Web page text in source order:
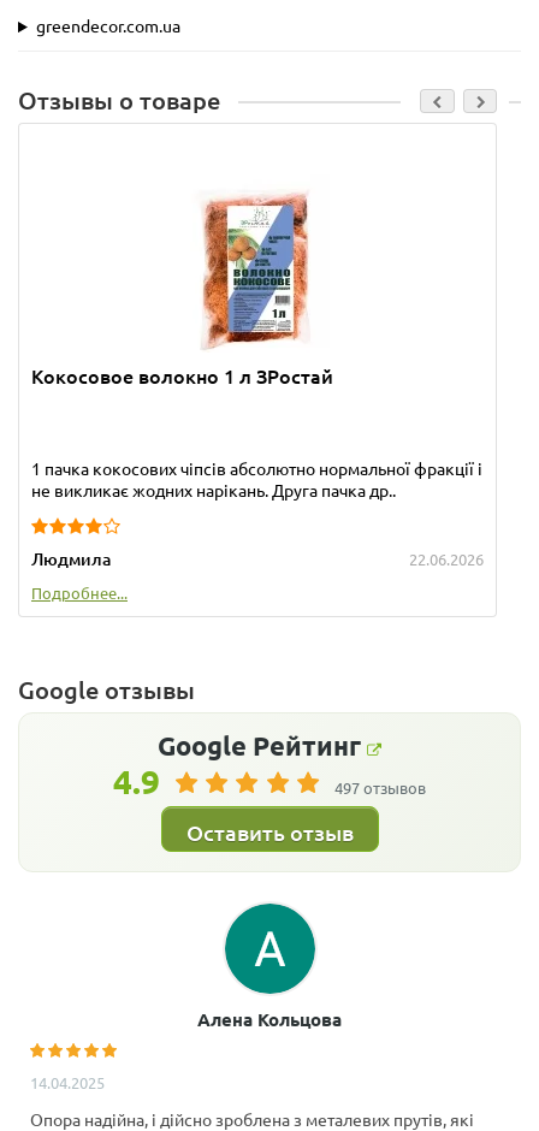
greendecor.com.ua
Отзывы о товаре
Кокосовое волокно 1 л ЗРостай
1 пачка кокосових чіпсів абсолютно нормальної фракції і
не викликає жодних нарікань. Друга пачка др..
Людмила
22.06.2026
Подробнее...
Google отзывы
Google Рейтинг
4.9 497 отзывов
Оставить отзыв
Алена Кольцова
14.04.2025
Опора надійна, і дійсно зроблена з металевих прутів, які